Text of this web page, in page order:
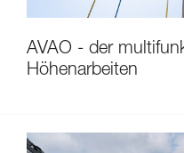
AVAO - der
Höhenarbeiten